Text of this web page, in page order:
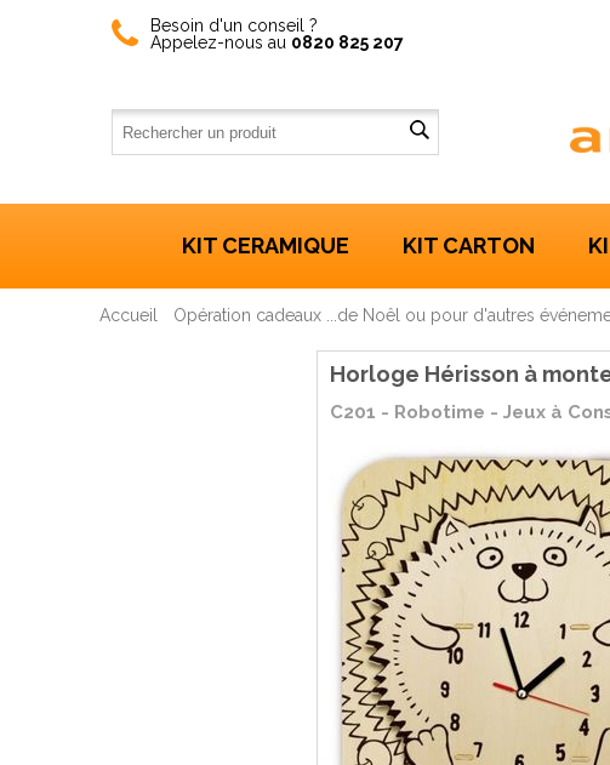
Besoin d'un conseil ?
Appelez-nous au 0820 825 207
KIT CERAMIQUE KIT CARTON
Accueil Opération cadeaux ...de Noêl ou pour d'autres
Horloge Hérisson à
C201 - Robotime - Jeux à